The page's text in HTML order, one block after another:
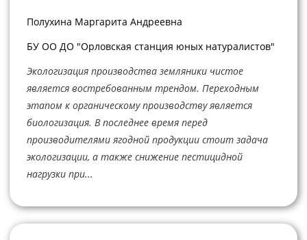
Полухина Маргарита Андреевна
БУ ОО ДО "Орловская станция юных натуралистов"
Экологизация производства земляники чистое
является востребованным трендом. Переходным
этапом к органическому производству является
биологизация. В последнее время перед
производителями ягодной продукции стоит задача
экологизации, а также снижение пестицидной
нагрузки при...